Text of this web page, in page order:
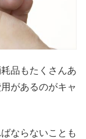
品もたくさんあ
があるのがキャ
ならないことも